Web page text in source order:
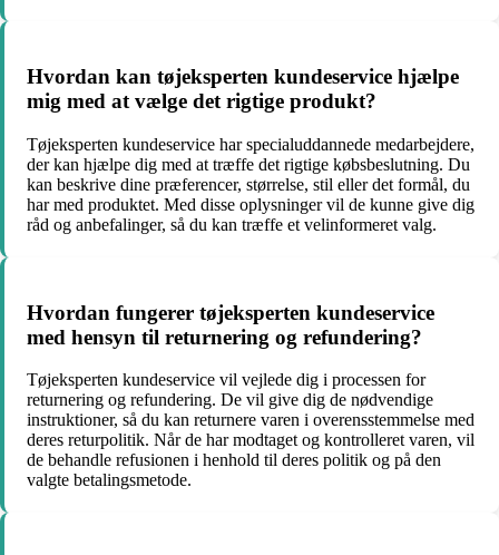
Hvordan kan tøjeksperten kundeservice hjælpe
mig med at vælge det rigtige produkt?
Tøjeksperten kundeservice har specialuddannede medarbejdere,
der kan hjælpe dig med at træffe det rigtige købsbeslutning. Du
kan beskrive dine præferencer, størrelse, stil eller det formål, du
har med produktet. Med disse oplysninger vil de kunne give dig
råd og anbefalinger, så du kan træffe et velinformeret valg.
Hvordan fungerer tøjeksperten kundeservice
med hensyn til returnering og refundering?
Tøjeksperten kundeservice vil vejlede dig i processen for
returnering og refundering. De vil give dig de nødvendige
instruktioner, så du kan returnere varen i overensstemmelse med
deres returpolitik. Når de har modtaget og kontrolleret varen, vil
de behandle refusionen i henhold til deres politik og på den
valgte betalingsmetode.